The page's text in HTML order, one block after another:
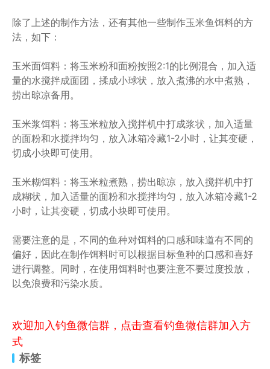
除了上述的制作方法，还有其他一些制作玉米鱼饵料的方
法，如下：
玉米面饵料：将玉米粉和面粉按照2:1的比例混合，加入适
量的水搅拌成面团，揉成小球状，放入煮沸的水中煮熟，
捞出晾凉备用。
玉米浆饵料：将玉米粒放入搅拌机中打成浆状，加入适量
的面粉和水搅拌均匀，放入冰箱冷藏1-2小时，让其变硬，
切成小块即可使用。
玉米糊饵料：将玉米粒煮熟，捞出晾凉，放入搅拌机中打
成糊状，加入适量的面粉和水搅拌均匀，放入冰箱冷藏1-2
小时，让其变硬，切成小块即可使用。
需要注意的是，不同的鱼种对饵料的口感和味道有不同的
偏好，因此在制作饵料时可以根据目标鱼种的口感和喜好
进行调整。同时，在使用饵料时也要注意不要过度投放，
以免浪费和污染水质。
欢迎加入钓鱼微信群，点击查看钓鱼微信群加入方
式
标签